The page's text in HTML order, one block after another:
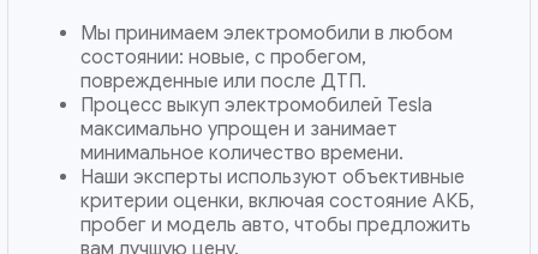
Мы принимаем электромобили в любом
состоянии: новые, с пробегом,
поврежденные или после ДТП.
Процесс выкуп электромобилей Tesla
максимально упрощен и занимает
минимальное количество времени.
Наши эксперты используют объективные
критерии оценки, включая состояние АКБ,
пробег и модель авто, чтобы предложить